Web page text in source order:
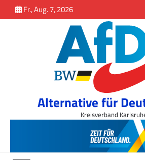
springen
to
Fr., Aug. 7, 2026
Alternative für
Kreisverband